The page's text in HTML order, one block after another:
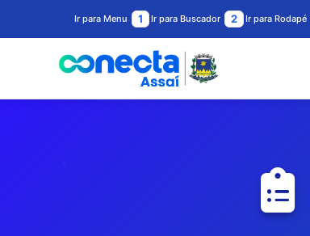
Ir para Menu 1 Ir para Buscador 2 Ir para Rodapé